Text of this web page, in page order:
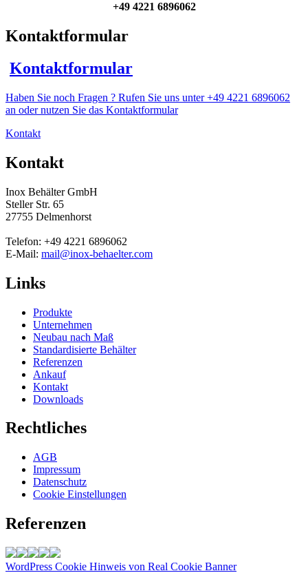
+49 4221 6896062
Kontaktformular
Kontaktformular
Haben Sie noch Fragen ? Rufen Sie uns unter +49 4221 6896062
an oder nutzen Sie das Kontaktformular
Kontakt
Kontakt
Inox Behälter GmbH
Steller Str. 65
27755 Delmenhorst
Telefon: +49 4221 6896062
E-Mail: mail@inox-behaelter.com
Links
Produkte
Unternehmen
Neubau nach Maß
Standardisierte Behälter
Referenzen
Ankauf
Kontakt
Downloads
Rechtliches
AGB
Impressum
Datenschutz
Cookie Einstellungen
Referenzen
WordPress Cookie Hinweis von Real Cookie Banner